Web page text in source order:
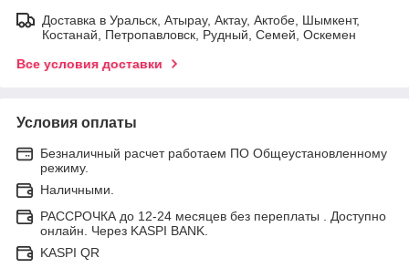
Доставка в Уральск, Атырау, Актау, Актобе, Шымкент,
Костанай, Петропавловск, Рудный, Семей, Оскемен
Все условия доставки
Условия оплаты
Безналичный расчет работаем ПО Общеустановленному
режиму.
Наличными.
РАССРОЧКА до 12-24 месяцев без переплаты . Доступно
онлайн. Через KASPI BANK.
KASPI QR